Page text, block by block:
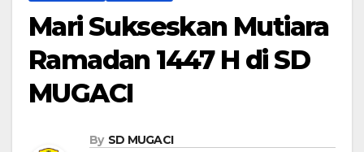
Mari Sukseskan Mutiara
Ramadan 1447 H di SD
MUGACI
By SD MUGACI